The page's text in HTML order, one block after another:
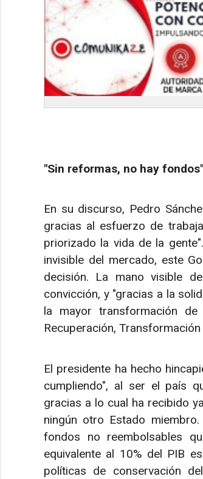
"Sin reformas, no hay fondos"
En su discurso, Pedro
gracias al esfuerzo de
priorizado la vida de la
invisible del mercado, este
decisión. La mano visible
convicción, y "gracias a la
la mayor transformación
Recuperación, Transformación
El presidente ha hecho
cumpliendo", al ser el país
gracias a lo cual ha recibido
ningún otro Estado
fondos no reembolsables
equivalente al 10% del PIB
políticas de conservación